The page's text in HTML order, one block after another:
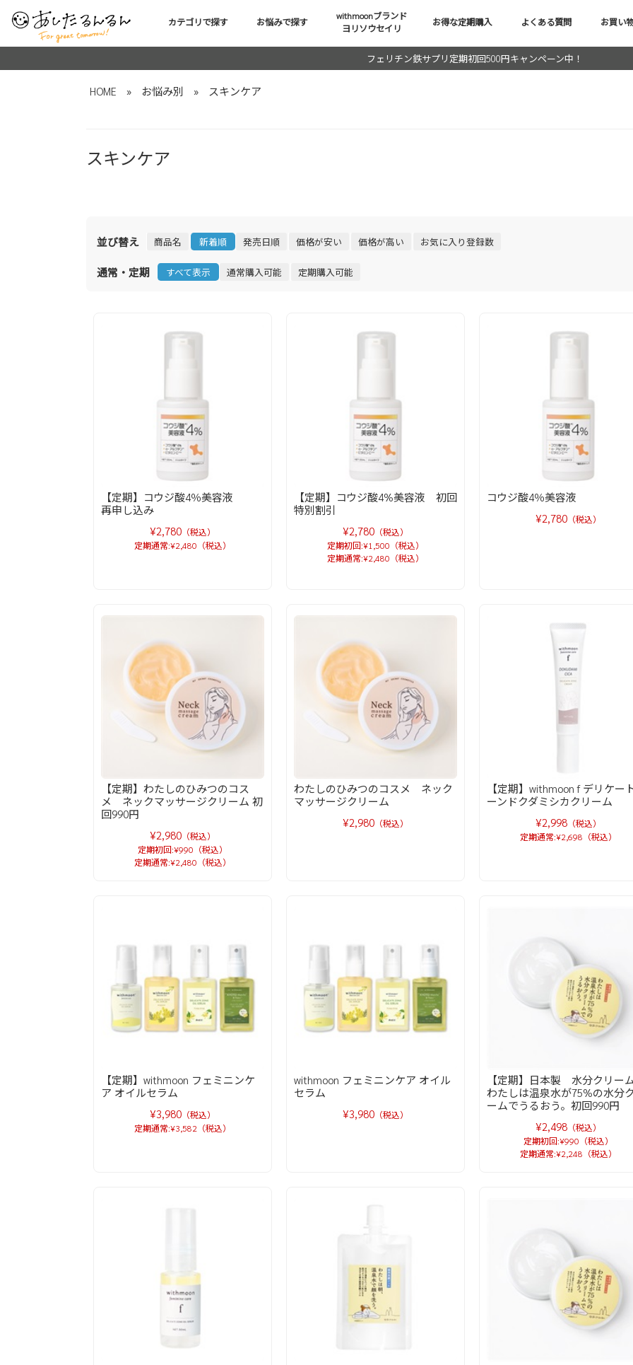
カテゴリで探す お悩みで探す
withmoonブランド
ヨリソウセイリ
お得な定期購入 よくある質問 お買い
フェリチン鉄サプリ定期初回500円キャンペーン中！
HOME » お悩み別 » スキンケア
スキンケア
並び替え 商品名 新着順 発売日順 価格が安い 価格が高い お気に入り登録数
通常・定期 すべて表示 通常購入可能 定期購入可能
【定期】コウジ酸4％美容液
再申し込み
¥2,780 （税込）
定期通常:¥2,480（税込）
【定期】コウジ酸4%美容液 初回
特別割引
¥2,780 （税込）
定期初回:¥1,500（税込）
定期通常:¥2,480（税込）
コウジ酸4％美容液
¥2,780 （税込）
【定期】わたしのひみつのコス
メ ネックマッサージクリーム 初
回990円
¥2,980 （税込）
定期初回:¥990（税込）
定期通常:¥2,480（税込）
わたしのひみつのコスメ ネック
マッサージクリーム
¥2,980 （税込）
【定期】withmoon f デリケー
ーンドクダミシカクリーム
¥2,998 （税込）
定期通常:¥2,698（税込）
【定期】withmoon フェミニンケ
ア オイルセラム
¥3,980 （税込）
定期通常:¥3,582（税込）
withmoon フェミニンケア オイル
セラム
¥3,980 （税込）
【定期】日本製 水分クリー
わたしは温泉水が75%の水分
ームでうるおう。初回990円
¥2,498 （税込）
定期初回:¥990（税込）
定期通常:¥2,248（税込）